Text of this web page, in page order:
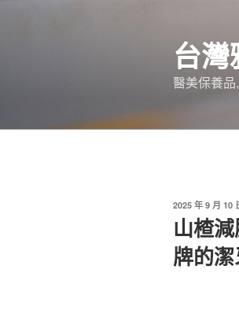
台
醫美保養
發
2025 年 9 月 10
山楂
牌的